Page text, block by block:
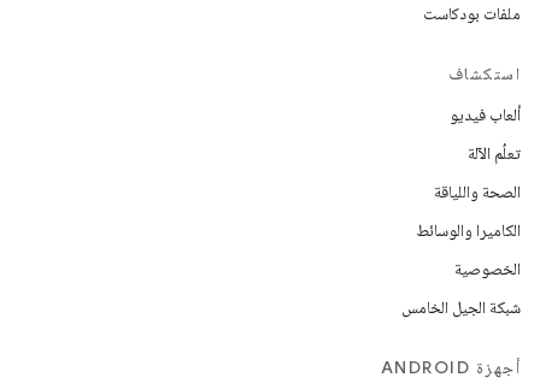
ملفات بودكاست
استكشاف
ألعاب فيديو
تعلُم الآلة
الصحة واللياقة
الكاميرا والوسائط
الخصوصية
شبكة الجيل الخامس
أجهزة ANDROID